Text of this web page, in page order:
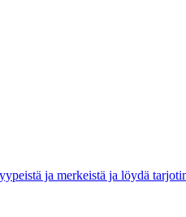
ja merkeistä ja löydä